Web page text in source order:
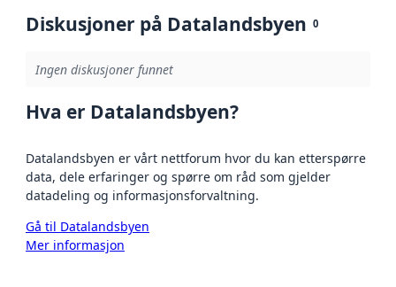
Diskusjoner på Datalandsbyen 0
Ingen diskusjoner funnet
Hva er Datalandsbyen?
Datalandsbyen er vårt nettforum hvor du kan etterspørre
data, dele erfaringer og spørre om råd som gjelder
datadeling og informasjonsforvaltning.
Gå til Datalandsbyen
Mer informasjon